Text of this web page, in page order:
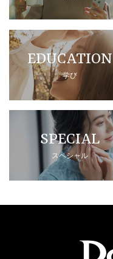
EDUCATION
学び
SPECIAL
スペシャル